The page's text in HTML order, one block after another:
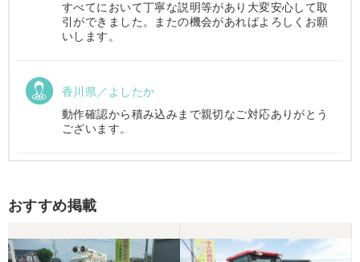
すべてにおいて丁寧な説明等があり大変安心して取
引ができました。またの機会があればよろしくお願
いします。
香川県／よしたか
動作確認から積み込みまで親切なご対応ありがとう
ございます。
リピート購入させて頂きました。 ありがとうござい
おすすめ掲載